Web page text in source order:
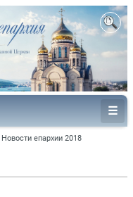
Новости епархии 2018